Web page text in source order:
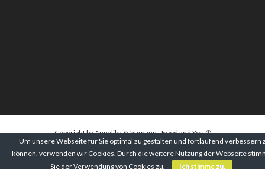
Copyright by Angelika Schumann - Food and You ®
Um unsere Webseite für Sie optimal zu gestalten und fortlaufend verbessern
können, verwenden wir Cookies. Durch die weitere Nutzung der Webseite
Sie der Verwendung von Cookies zu.
Ich stimme zu.